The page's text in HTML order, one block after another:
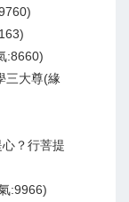
:8660)
三大尊(緣
？行菩提
:9966)